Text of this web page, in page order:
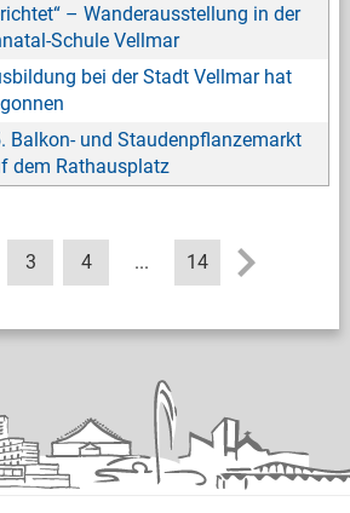
– Wanderausstellung in der
Schule Vellmar
bei der Stadt Vellmar hat
Balkon- und Staudenpflanzemarkt
dem Rathausplatz
3 4 ... 14